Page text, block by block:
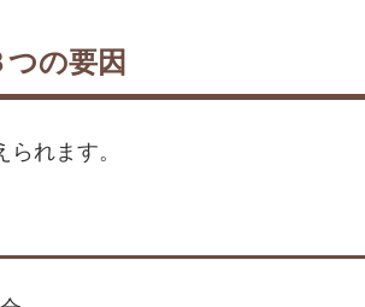
の要因
れます。